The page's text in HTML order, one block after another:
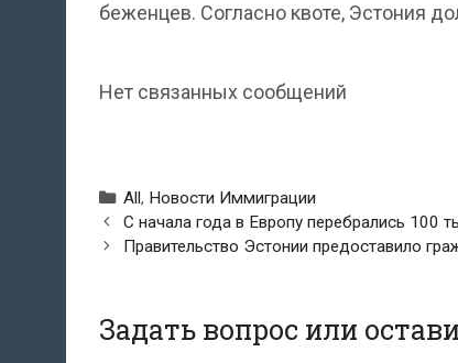
беженцев. Согласно квоте, Эстония
Нет связанных сообщений
Рубрики
All, Новости Иммиграции
Навигация
по
С начала года в Европу перебрались 100
Правительство Эстонии предоставило
Задать вопрос или